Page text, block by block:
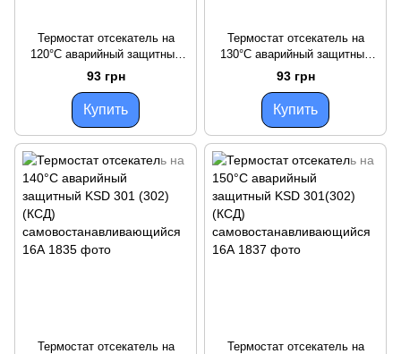
Термостат отсекатель на
120°С аварийный защитный
KSD 301 (302)
(КСД)самовостанавливающий
ся 16А
93 грн
Купить
Термостат отсекатель на
130°С аварийный защитный
KSD 301 (302) (КСД)
самовостанавливающийся
93 грн
Купить
Термостат отсекатель на
Термостат отсекатель на